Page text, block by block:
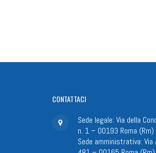
CONTATTACI
Sede legale: Via della
n. 1 – 00193 Roma (Rm)
Sede amministrativa: Via